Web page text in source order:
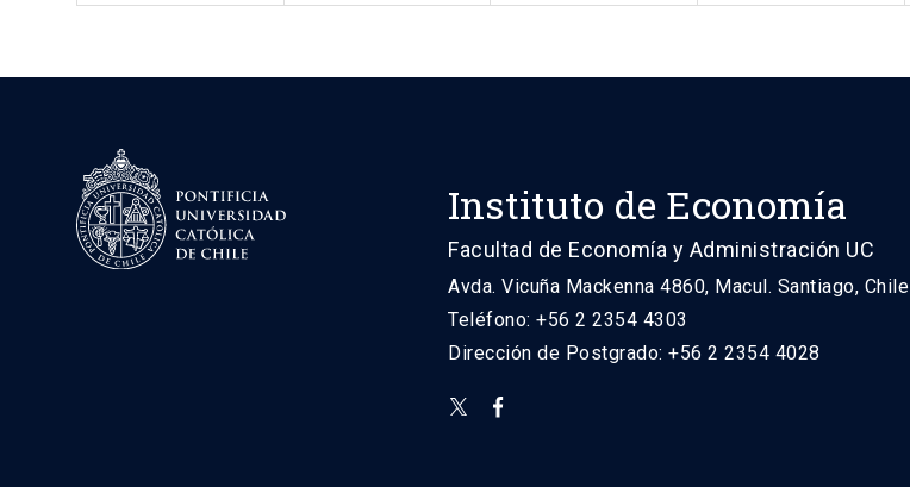
Instituto de Economía
Facultad de Economía y Administración UC
Avda. Vicuña Mackenna 4860, Macul. Santiago, Chile
Teléfono: +56 2 2354 4303
Dirección de Postgrado: +56 2 2354 4028